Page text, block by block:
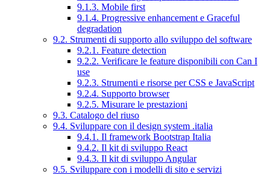
9.1.3. Mobile first
9.1.4. Progressive enhancement e Graceful
degradation
9.2. Strumenti di supporto allo sviluppo del software
9.2.1. Feature detection
9.2.2. Verificare le feature disponibili con Can I
use
9.2.3. Strumenti e risorse per CSS e JavaScript
9.2.4. Supporto browser
9.2.5. Misurare le prestazioni
9.3. Catalogo del riuso
9.4. Sviluppare con il design system .italia
9.4.1. Il framework Bootstrap Italia
9.4.2. Il kit di sviluppo React
9.4.3. Il kit di sviluppo Angular
9.5. Sviluppare con i modelli di sito e servizi